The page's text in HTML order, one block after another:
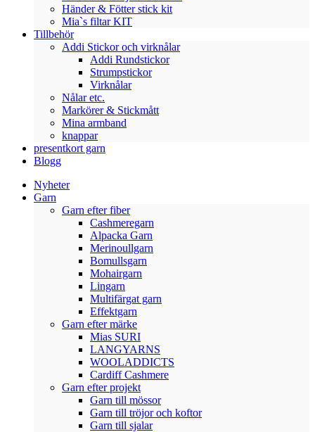
Händer & Fötter stick kit
Mia`s filtar KIT
Tillbehör
Addi Stickor och virknålar
Addi Rundstickor
Strumpstickor
Virknålar
Nålar etc.
Markörer & Stickmått
Mina armband
knappar
presentkort garn
Blogg
Nyheter
Garn
Garn efter fiber
Cashmeregarn
Alpacka Garn
Merinoullgarn
Bomullsgarn
Mohairgarn
Lingarn
Multifärgat garn
Effektgarn
Garn efter märke
Mias SURI
LANGYARNS
WOOLADDICTS
Cardiff Cashmere
Garn efter projekt
Garn till mössor
Garn till tröjor och koftor
Garn till sjalar